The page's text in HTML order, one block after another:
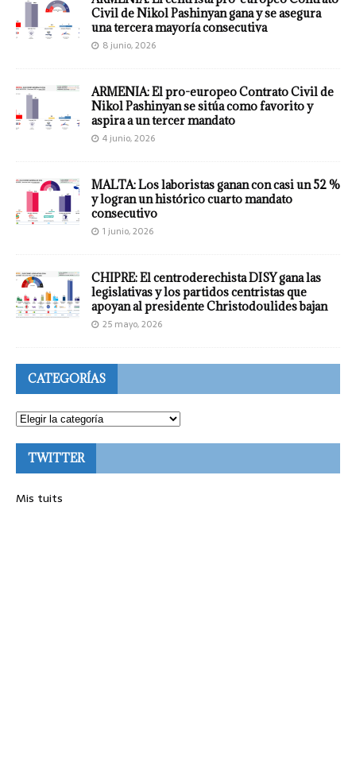
Civil de Nikol Pashinyan gana y se asegura
una tercera mayoría consecutiva
8 junio, 2026
ARMENIA: El pro-europeo Contrato Civil de
Nikol Pashinyan se sitúa como favorito y
aspira a un tercer mandato
4 junio, 2026
MALTA: Los laboristas ganan con casi un 52 %
y logran un histórico cuarto mandato
consecutivo
1 junio, 2026
CHIPRE: El centroderechista DISY gana las
legislativas y los partidos centristas que
apoyan al presidente Christodoulides bajan
25 mayo, 2026
CATEGORÍAS
TWITTER
Mis tuits